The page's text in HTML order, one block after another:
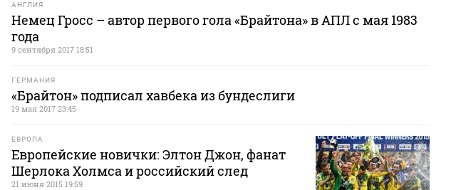
АНГЛИЯ
Немец Гросс – автор первого гола «Брайтона» в АПЛ с мая 1983
года
9 сентября 2017 18:51
ГЕРМАНИЯ
«Брайтон» подписал хавбека из бундеслиги
19 мая 2017 23:45
ЕВРОПА
Европейские новички: Элтон Джон, фанат
Шерлока Холмса и российский след
21 июня 2015 19:59